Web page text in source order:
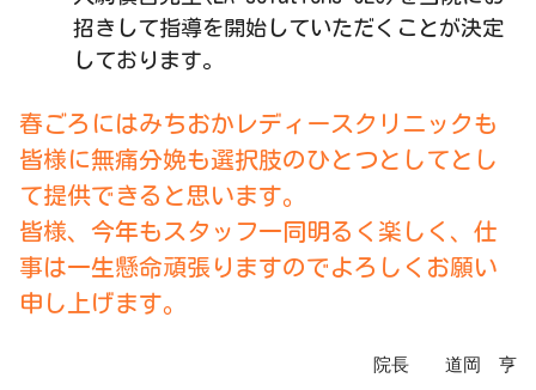
招きして指導を開始していただくことが決定
しております。
春ごろにはみちおかレディースクリニックも
皆様に無痛分娩も選択肢のひとつとしてとし
て提供できると思います。
皆様、今年もスタッフ一同明るく楽しく、仕
事は一生懸命頑張りますのでよろしくお願い
申し上げます。
院長 道岡 亨